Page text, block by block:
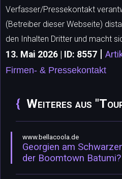
Verfasser/Pressekontakt
(Betreiber dieser Webseite)
den Inhalten Dritter und macht
13. Mai 2026 | ID: 8557 |
Firmen- & Pressekontakt
Weiteres aus
www.bellacoola.de
Georgien am
der Boomtown Batumi?